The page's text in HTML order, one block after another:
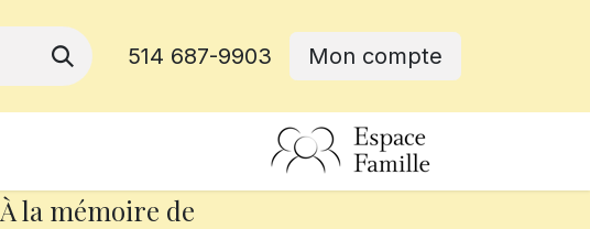
514 687-9903 Mon compte
À la mémoire de